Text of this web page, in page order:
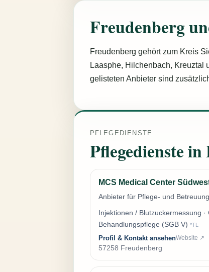
Freudenberg
Freudenberg gehört zum Kreis
Laasphe, Hilchenbach, Kreuztal
gelisteten Anbieter sind
PFLEGEDIENSTE
Pflegedienste
MCS Medical Center
Anbieter für Pflege- und
Injektionen / Blutzuckermessung
Behandlungspflege (SGB V) *TL
Profil & Kontakt ansehenWebsite ↗
57258 Freudenberg